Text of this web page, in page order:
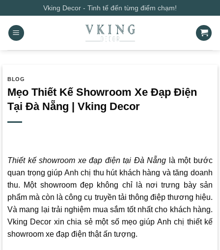
qua
nội
dung
Vking Decor - Tinh tế đến từng điểm chạm!
BLOG
Mẹo Thiết Kế Showroom Xe Đạp Điện
Tại Đà Nẵng | Vking Decor
Thiết kế showroom xe đạp điện tại Đà Nẵng là một bước
quan trọng giúp Anh chị thu hút khách hàng và tăng doanh
thu. Một showroom đẹp không chỉ là nơi trưng bày sản
phẩm mà còn là công cụ truyền tải thông điệp thương hiệu.
Và mang lại trải nghiệm mua sắm tốt nhất cho khách hàng.
Vking Decor xin chia sẻ một số mẹo giúp Anh chị thiết kế
showroom xe đạp điện thật ấn tượng.